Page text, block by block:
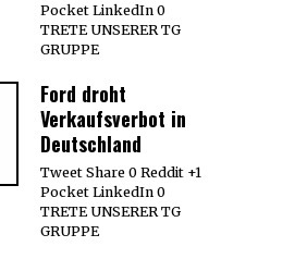
Pocket LinkedIn 0
TRETE UNSERER TG
GRUPPE
Ford droht
Verkaufsverbot in
Deutschland
Tweet Share 0 Reddit +1
Pocket LinkedIn 0
TRETE UNSERER TG
GRUPPE